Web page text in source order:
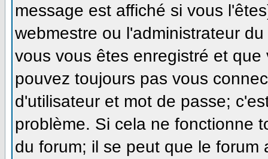
message est affiché si vous
webmestre ou l'administrateur
vous vous êtes enregistré et
pouvez toujours pas vous
d'utilisateur et mot de passe;
problème. Si cela ne fonctionne
du forum; il se peut que le forum